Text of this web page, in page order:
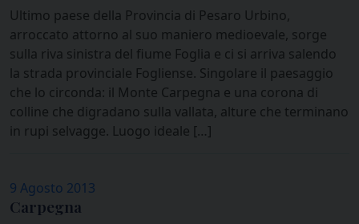
Ultimo paese della Provincia di Pesaro Urbino,
arroccato attorno al suo maniero medioevale, sorge
sulla riva sinistra del fiume Foglia e ci si arriva salendo
la strada provinciale Fogliense. Singolare il paesaggio
che lo circonda: il Monte Carpegna e una corona di
colline che digradano sulla vallata, alture che terminano
in rupi selvagge. Luogo ideale […]
9 Agosto 2013
Carpegna